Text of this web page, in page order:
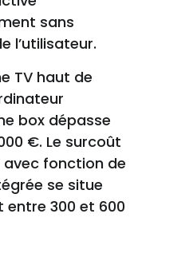
sans
l’utilisateur.
TV haut de
box dépasse
€. Le surcoût
avec fonction de
se situe
entre 300 et 600